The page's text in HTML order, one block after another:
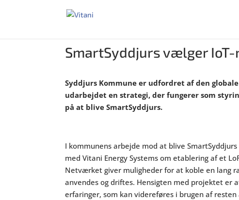
SmartSyddjurs vælger
Syddjurs Kommune er udfordret af den
udarbejdet en strategi, der fungerer som
på at blive SmartSyddjurs.
I kommunens arbejde mod at blive
med Vitani Energy Systems om etablering af et
Netværket giver muligheder for at koble en lang
anvendes og driftes. Hensigten med projektet er
erfaringer, som kan videreføres i brugen af